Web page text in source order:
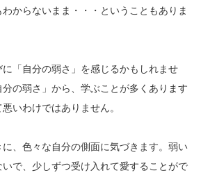
からないまま・・・ということもありま
「自分の弱さ」を感じるかもしれませ
の弱さ」から、学ぶことが多くあります
いわけではありません。
、色々な自分の側面に気づきます。弱い
で、少しずつ受け入れて愛することがで